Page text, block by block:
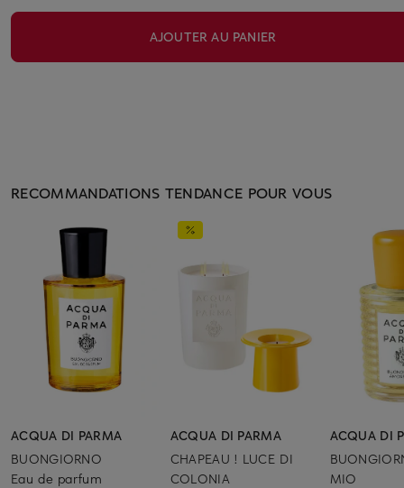
AJOUTER AU PANIER
RECOMMANDATIONS TENDANCE POUR VOUS
ACQUA DI PARMA
BUONGIORNO
Eau de parfum
ACQUA DI PARMA
CHAPEAU ! LUCE DI
COLONIA
ACQUA DI
MIO